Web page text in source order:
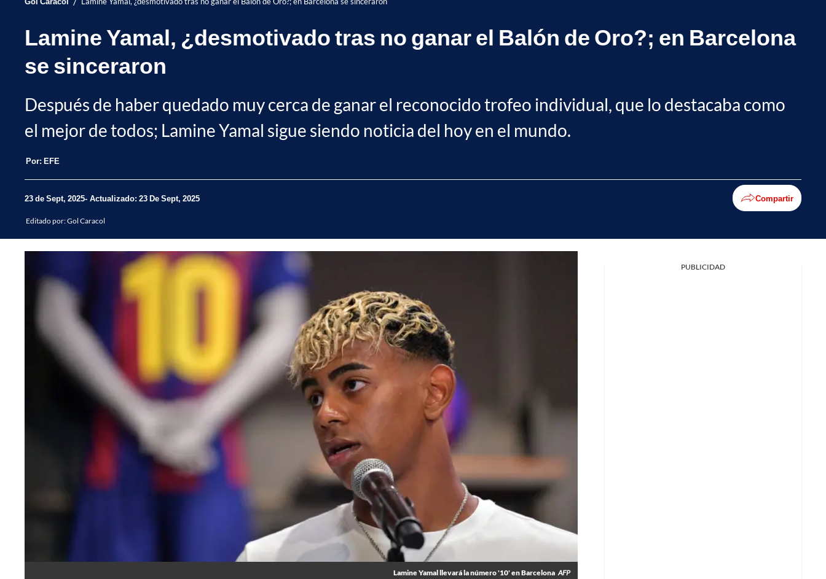
Lamine Yamal, ¿desmotivado tras no ganar el Balón de Oro?; en Barcelona
se sinceraron
Después de haber quedado muy cerca de ganar el reconocido trofeo individual, que lo destacaba como
el mejor de todos; Lamine Yamal sigue siendo noticia del hoy en el mundo.
Por: EFE
23 de Sept, 2025 Actualizado: 23 De Sept, 2025 Compartir
Editado por:Gol Caracol
Lamine Yamal llevará la número '10' en Barcelona AFP
PUBLICIDAD